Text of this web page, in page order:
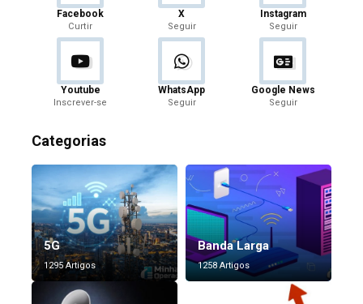
Facebook
Curtir
X
Seguir
Instagram
Seguir
Youtube
Inscrever-se
WhatsApp
Seguir
Google News
Seguir
Categorias
5G
1295 Artigos
Banda Larga
1258 Artigos